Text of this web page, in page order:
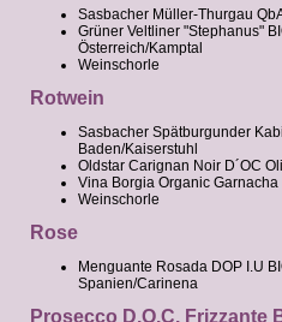
Sasbacher Müller-Thurgau
Grüner Veltliner "Stephanus"
Österreich/Kamptal
Weinschorle
Rotwein
Sasbacher Spätburgunder
Baden/Kaiserstuhl
Oldstar Carignan Noir D´OC
Vina Borgia Organic
Weinschorle
Rose
Menguante Rosada DOP I.U
Spanien/Carinena
Prosecco D.O.C. Frizzante